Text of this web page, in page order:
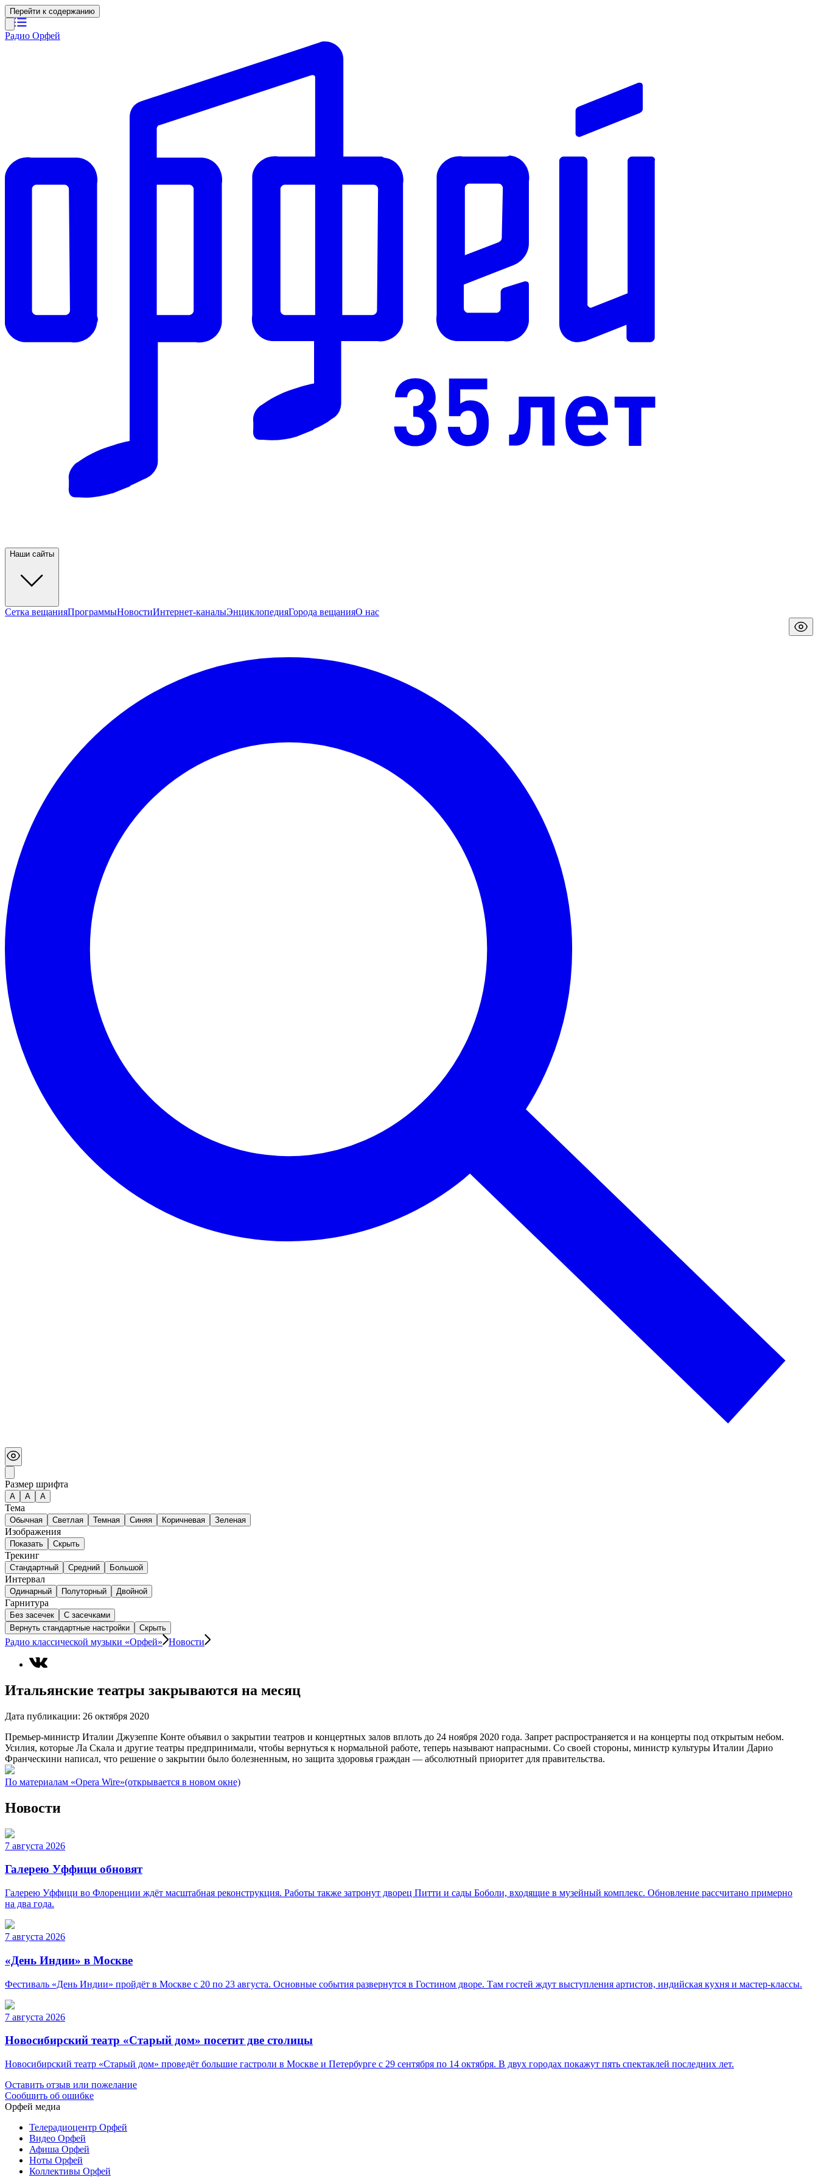
Перейти к содержанию
Радио Орфей
Наши сайты
Сетка вещанияПрограммыНовостиИнтернет-каналыЭнциклопедияГорода вещанияО нас
Размер шрифта
А A A
Тема
Обычная Светлая Темная Синяя Коричневая Зеленая
Изображения
Показать Скрыть
Трекинг
Стандартный Средний Большой
Интервал
Одинарный Полуторный Двойной
Гарнитура
Без засечек
С засечками
Вернуть стандартные настройки
Скрыть
Радио классической музыки «Орфей» Новости
Итальянские театры закрываются на месяц
Дата публикации: 26 октября 2020
Премьер-министр Италии Джузеппе Конте объявил о закрытии театров и концертных залов вплоть до 24 ноября 2020 года. Запрет распространяется и на концерты под открытым небом.
Усилия, которые Ла Скала и другие театры предпринимали, чтобы вернуться к нормальной работе, теперь называют напрасными. Со своей стороны, министр культуры Италии Дарио
Франческини написал, что решение о закрытии было болезненным, но защита здоровья граждан — абсолютный приоритет для правительства.
По материалам «Opera Wire»(открывается в новом окне)
Новости
7 августа 2026
Галерею Уффици обновят
Галерею Уффици во Флоренции ждёт масштабная реконструкция. Работы также затронут дворец Питти и сады Боболи, входящие в музейный комплекс. Обновление рассчитано примерно
на два года.
7 августа 2026
«День Индии» в Москве
Фестиваль «День Индии» пройдёт в Москве с 20 по 23 августа. Основные события развернутся в Гостином дворе. Там гостей ждут выступления артистов, индийская кухня и мастер-классы.
7 августа 2026
Новосибирский театр «Старый дом» посетит две столицы
Новосибирский театр «Старый дом» проведёт большие гастроли в Москве и Петербурге с 29 сентября по 14 октября. В двух городах покажут пять спектаклей последних лет.
Оставить отзыв или пожелание
Сообщить об ошибке
Орфей медиа
Телерадиоцентр Орфей
Видео Орфей
Афиша Орфей
Ноты Орфей
Коллективы Орфей